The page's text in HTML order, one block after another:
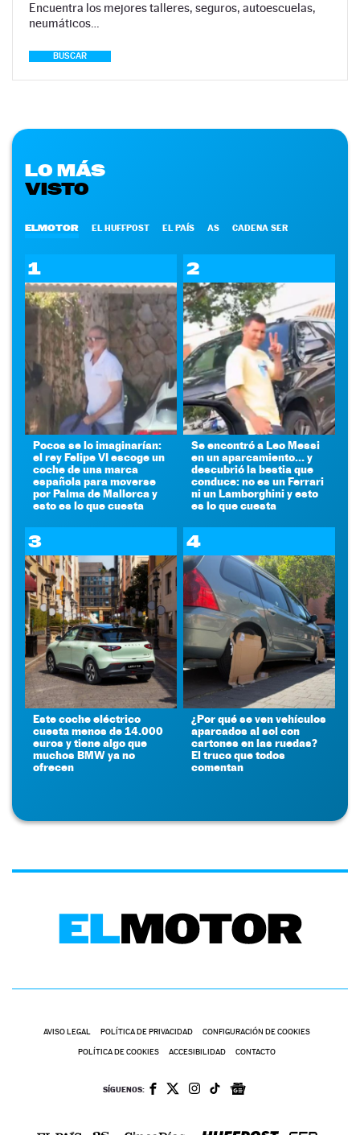
Encuentra los mejores talleres, seguros, autoescuelas,
neumáticos…
BUSCAR
LO MÁS
VISTO
ELMOTOR EL HUFFPOST EL PAÍS AS CADENA SER
1
Pocos se lo imaginarían:
el rey Felipe VI escoge un
coche de una marca
española para moverse
por Palma de Mallorca y
esto es lo que cuesta
2
Se encontró a Leo Messi
en un aparcamiento... y
descubrió la bestia que
conduce: no es un Ferrari
ni un Lamborghini y esto
es lo que cuesta
3
Este coche eléctrico
cuesta menos de 14.000
euros y tiene algo que
muchos BMW ya no
ofrecen
4
¿Por qué se ven vehículos
aparcados al sol con
cartones en las ruedas?
El truco que todos
comentan
AVISO LEGAL POLÍTICA DE PRIVACIDAD CONFIGURACIÓN DE COOKIES
POLÍTICA DE COOKIES ACCESIBILIDAD CONTACTO
SÍGUENOS: